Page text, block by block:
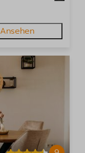
Ansehen